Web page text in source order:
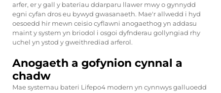
arfer, er y gall y baterïau ddarparu llawer mwy o gynnydd
egni cyfan dros eu bywyd gwasanaeth. Mae'r allwedd i hyd
oesoedd hir mewn ceisio cyflawni anogaethog yn addasu
maint y system yn briodol i osgoi dyfnderau gollyngiad rhy
uchel yn ystod y gweithrediad arferol.
Anogaeth a gofynion cynnal a
chadw
Mae systemau bateri Lifepo4 modern yn cynnwys galluoedd